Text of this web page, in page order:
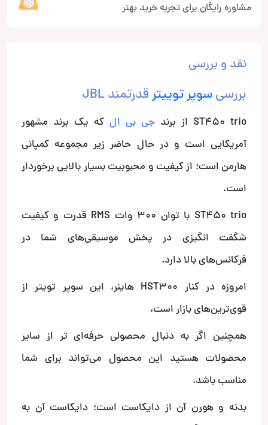
مشاوره رایگان برای تجربه خرید بهتر
نقد و بررسی
بررسیسوپر توییترقدرتمند JBL
ST450 trio از برند جی بی ال که یک برند مشهور
آمریکایی است و در حال حاضر زیر مجموعه کمپانی
هارمن است؛ از کیفیت و محبوبیت بسیار بالایی برخوردار
است.
ST450 trio با توان 300 وات RMS قدرت و کیفیت
شگفت انگیزی در پخش موسیقی‌های شما در
فرکانس‌های بالا دارد.
امروزه در کنار HST300 هاینر، این سوپر تویتر از
قوی‌ترین‌های بازار است،
همچنین اگر به دنبال محصولی حرفه‌ای تر از سایر
محصولات هستید این محصول می‌تواند برای شما
مناسب باشد.
بدنه و هورن آن از دایکاست است؛ دایکاست آن به